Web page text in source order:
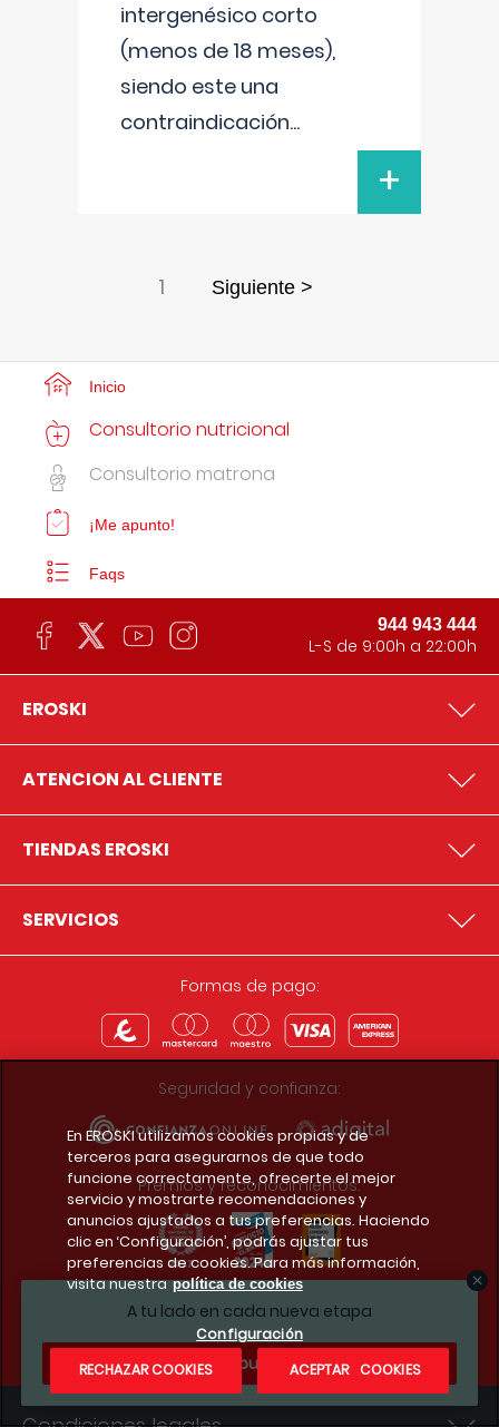
intergenésico corto
(menos de 18 meses),
siendo este una
contraindicación...
+
1 Siguiente >
A tu lado en cada nueva etapa
¿Te apuntas?
Inicio
Consultorio nutricional
Consultorio matrona
¡Me apunto!
Faqs
944 943 444
L-S de 9:00h a 22:00h
EROSKI
ATENCION AL CLIENTE
TIENDAS EROSKI
SERVICIOS
Formas de pago:
Seguridad y confianza:
Premios y reconocimientos:
Descarga la app del club
En EROSKI utilizamos cookies propias y de
terceros para asegurarnos de que todo
funcione correctamente, ofrecerte el mejor
servicio y mostrarte recomendaciones y
anuncios ajustados a tus preferencias. Haciendo
clic en ‘Configuración’, podrás ajustar tus
preferencias de cookies. Para más información,
visita nuestra política de cookies
Configuración
RECHAZAR COOKIES
ACEPTAR COOKIES